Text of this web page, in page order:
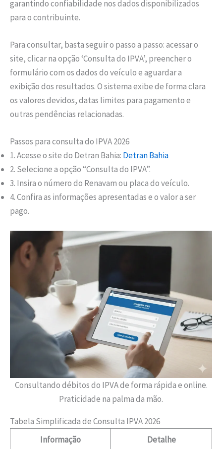
garantindo confiabilidade nos dados disponibilizados
para o contribuinte.
Para consultar, basta seguir o passo a passo: acessar o
site, clicar na opção ‘Consulta do IPVA’, preencher o
formulário com os dados do veículo e aguardar a
exibição dos resultados. O sistema exibe de forma clara
os valores devidos, datas limites para pagamento e
outras pendências relacionadas.
Passos para consulta do IPVA 2026
1. Acesse o site do Detran Bahia: Detran Bahia
2. Selecione a opção “Consulta do IPVA”.
3. Insira o número do Renavam ou placa do veículo.
4. Confira as informações apresentadas e o valor a ser
pago.
Consultando débitos do IPVA de forma rápida e online.
Praticidade na palma da mão.
Tabela Simplificada de Consulta IPVA 2026
Informação
Detalhe